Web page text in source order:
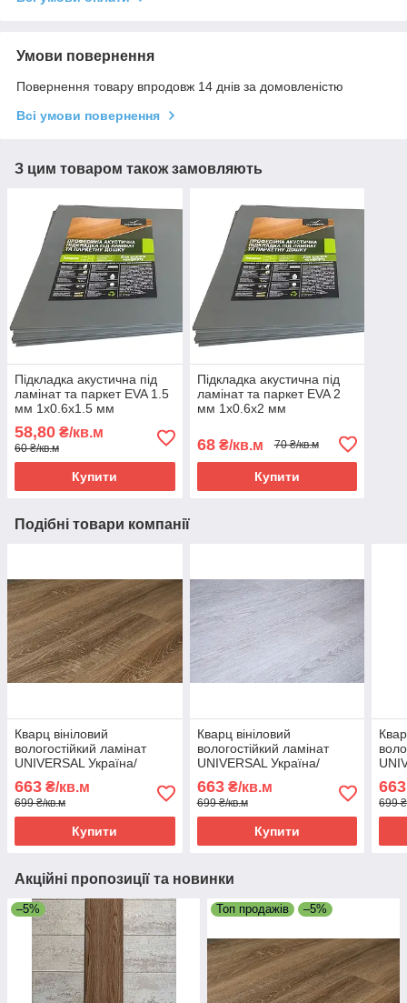
Умови повернення
Повернення товару впродовж 14 днів за домовленістю
Всі умови повернення
З цим товаром також замовляють
Підкладка акустична під
ламінат та паркет EVA 1.5
мм 1х0.6х1.5 мм
58,80 ₴/кв.м
60 ₴/кв.м
Купити
Підкладка акустична під
ламінат та паркет EVA 2
мм 1х0.6х2 мм
68₴/кв.м 70 ₴/кв.м
Купити
Подібні товари компанії
Кварц вініловий
вологостійкий ламінат
UNIVERSAL Україна/
Австрія 403/3 - 42 клас
663 ₴/кв.м
699 ₴/кв.м
Купити
Кварц вініловий
вологостійкий ламінат
UNIVERSAL Україна/
Австрія 413/4 - 42 клас
663₴/кв.м
699 ₴/кв.м
Купити
663
699
Акційні пропозиції та новинки
–5% Топ продажів –5%